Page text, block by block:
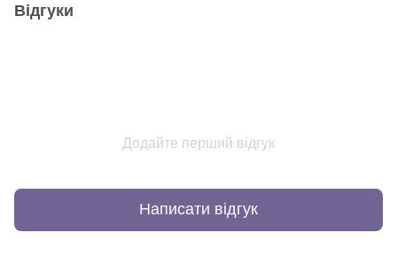
Відгуки
Додайте перший відгук
Написати відгук